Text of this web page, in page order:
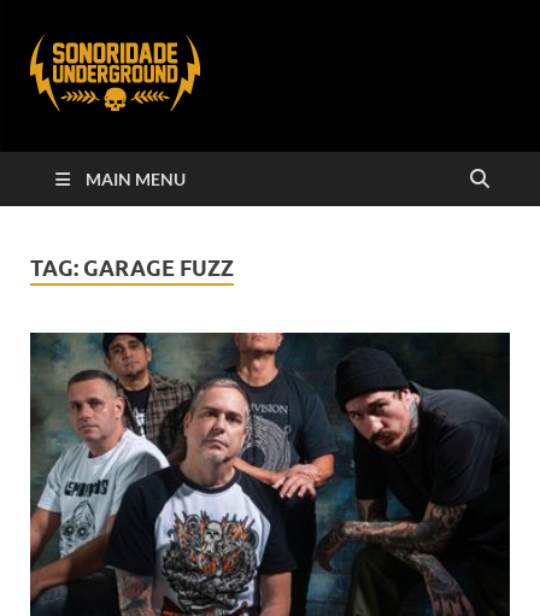
MAIN MENU
TAG: GARAGE FUZZ